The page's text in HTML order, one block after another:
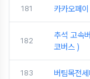
181 카카오페
182
추석 고속
코버스 )
183 버팀목전